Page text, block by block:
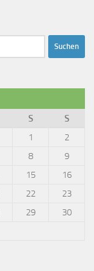
S
S
1
2
8
9
15
16
22
23
29
30